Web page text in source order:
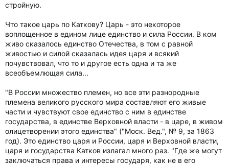
стройную.
Что такое царь по Каткову? Царь - это некоторое
воплощенное в едином лице единство и сила России. В ком
живо сказалось единство Отечества, в том с равной
живостью и силой сказалась идея царя и всякий
почувствовал, что то и другое есть одна и та же
всеобъемлющая сила...
"В России множество племен, но все эти разнородные
племена великого русского мира составляют его живые
части и чувствуют свое единство с ним в единстве
государства, в единстве Верховной власти - в царе, в живом
олицетворении этого единства" ("Моск. Вед.", № 9, за 1863
год). Это единство царя и России, царя и Верховной власти,
царя и государства Катков излагал много раз. "Где же могут
заключаться права и интересы государя, как не в его